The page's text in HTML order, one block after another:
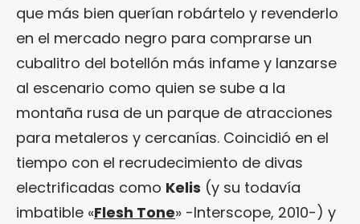
que más bien querían robártelo y revenderlo
en el mercado negro para comprarse un
cubalitro del botellón más infame y lanzarse
al escenario como quien se sube a la
montaña rusa de un parque de atracciones
para metaleros y cercanías. Coincidió en el
tiempo con el recrudecimiento de divas
electrificadas como Kelis (y su todavía
imbatible «Flesh Tone» -Interscope, 2010-) y